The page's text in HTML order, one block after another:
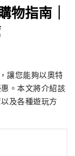
指南｜
讓您能夠以奧特
。本文將介紹該
及各種遊玩方